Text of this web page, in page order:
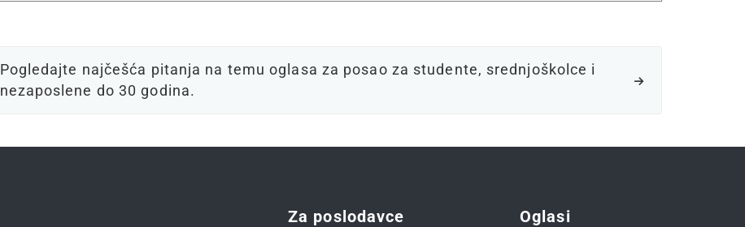
Pogledajte najčešća pitanja na temu oglasa za posao za studente, srednjoškolce i
nezaposlene do 30 godina.
Za poslodavce Oglasi